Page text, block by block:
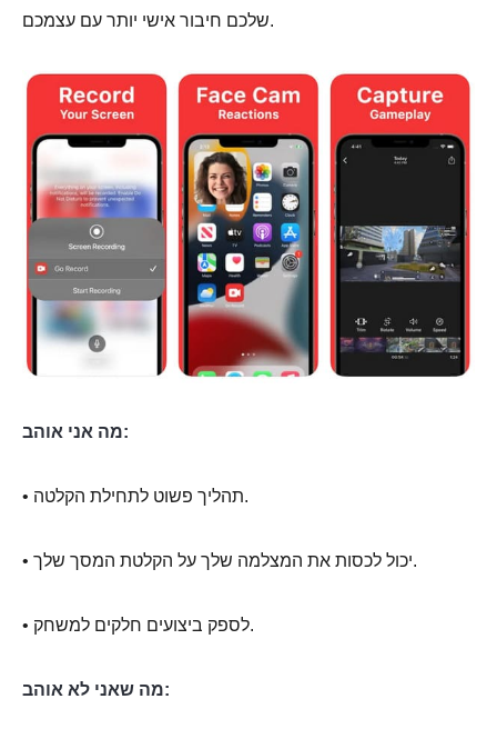
שלכם חיבור אישי יותר עם עצמכם.
מה אני אוהב:
• תהליך פשוט לתחילת הקלטה.
• יכול לכסות את המצלמה שלך על הקלטת המסך שלך.
• לספק ביצועים חלקים למשחק.
מה שאני לא אוהב: